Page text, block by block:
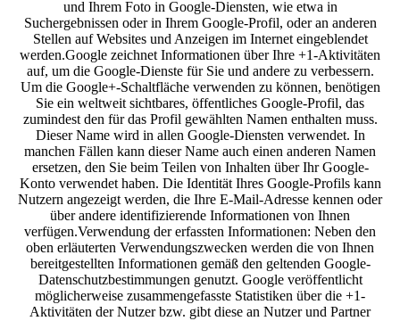
und Ihrem Foto in Google-Diensten, wie etwa in
Suchergebnissen oder in Ihrem Google-Profil, oder an anderen
Stellen auf Websites und Anzeigen im Internet eingeblendet
werden.Google zeichnet Informationen über Ihre +1-Aktivitäten
auf, um die Google-Dienste für Sie und andere zu verbessern.
Um die Google+-Schaltfläche verwenden zu können, benötigen
Sie ein weltweit sichtbares, öffentliches Google-Profil, das
zumindest den für das Profil gewählten Namen enthalten muss.
Dieser Name wird in allen Google-Diensten verwendet. In
manchen Fällen kann dieser Name auch einen anderen Namen
ersetzen, den Sie beim Teilen von Inhalten über Ihr Google-
Konto verwendet haben. Die Identität Ihres Google-Profils kann
Nutzern angezeigt werden, die Ihre E-Mail-Adresse kennen oder
über andere identifizierende Informationen von Ihnen
verfügen.Verwendung der erfassten Informationen: Neben den
oben erläuterten Verwendungszwecken werden die von Ihnen
bereitgestellten Informationen gemäß den geltenden Google-
Datenschutzbestimmungen genutzt. Google veröffentlicht
möglicherweise zusammengefasste Statistiken über die +1-
Aktivitäten der Nutzer bzw. gibt diese an Nutzer und Partner